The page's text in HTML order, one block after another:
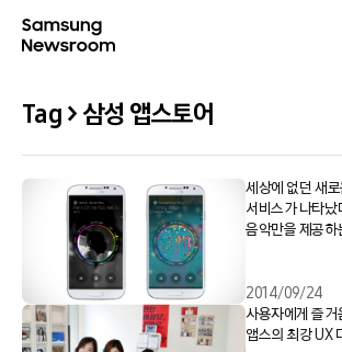
Tag > 삼성 앱스토어
세상에 없던 새
서비스가 나타났
음악만을 제공
2014/09/24
사용자에게 즐거
앱스의 최강 UX